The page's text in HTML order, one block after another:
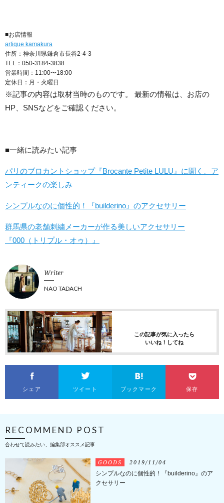
■お店情報
artique kamakura
住所：神奈川県鎌倉市長谷2-4-3
TEL：050-3184-3838
営業時間：11:00〜18:00
定休日：月・火曜日
※記事の内容は取材当時のものです。 最新の情報は、お店の
HP、SNSなどをご確認ください。
■一緒に読みたい記事
パリのブロカントショップ『Brocante Petite LULU』に聞く、ア
ンティークの楽しみ
シンプルなのに個性的！『builderino』のアクセサリー
群馬県の老舗刺繍メーカーが作る美しいアクセサリー
『000（トリプル・オゥ）』
Writer
NAO TADACH
この記事が気に入ったら
いいね！してね
シェア ツイート ブックマーク 保存
RECOMMEND POST
合わせて読みたい、編集部オススメ記事
GOODS 2019/11/04
シンプルなのに個性的！『builderino』のア
クセサリー